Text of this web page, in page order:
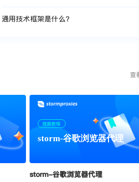
通用技术框架是什么？
查
视频教程
storm-谷歌浏览器代理
storm-谷歌浏览器代理